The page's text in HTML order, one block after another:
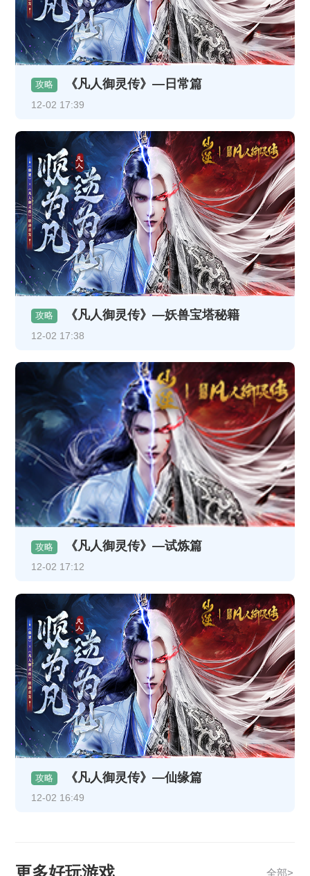
攻略 《凡人御灵传》—日常篇
12-02 17:39
攻略 《凡人御灵传》—妖兽宝塔秘籍
12-02 17:38
攻略 《凡人御灵传》—试炼篇
12-02 17:12
攻略 《凡人御灵传》—仙缘篇
12-02 16:49
全部>